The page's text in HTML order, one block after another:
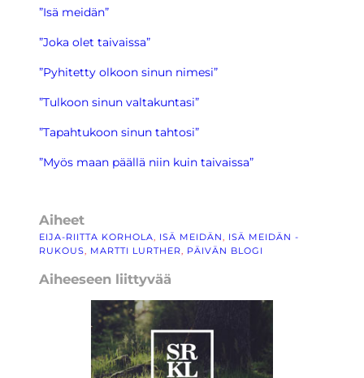
”Isä meidän”
”Joka olet taivaissa”
”Pyhitetty olkoon sinun nimesi”
”Tulkoon sinun valtakuntasi”
”Tapahtukoon sinun tahtosi”
”Myös maan päällä niin kuin taivaissa”
Aiheet
EIJA-RIITTA KORHOLA, ISÄ MEIDÄN, ISÄ MEIDÄN -
RUKOUS, MARTTI LURTHER, PÄIVÄN BLOGI
Aiheeseen liittyvää